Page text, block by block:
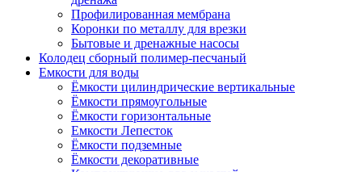
Профилированная мембрана
Коронки по металлу для врезки
Бытовые и дренажные насосы
Колодец сборный полимер-песчаный
Емкости для воды
Ёмкости цилиндрические вертикальные
Ёмкости прямоугольные
Ёмкости горизонтальные
Емкости Лепесток
Ёмкости подземные
Ёмкости декоративные